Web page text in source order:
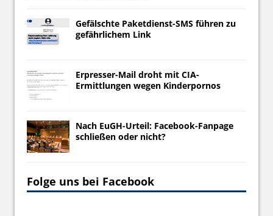
Gefälschte Paketdienst-SMS führen zu
gefährlichem Link
Erpresser-Mail droht mit CIA-
Ermittlungen wegen Kinderpornos
Nach EuGH-Urteil: Facebook-Fanpage
schließen oder nicht?
Folge uns bei Facebook